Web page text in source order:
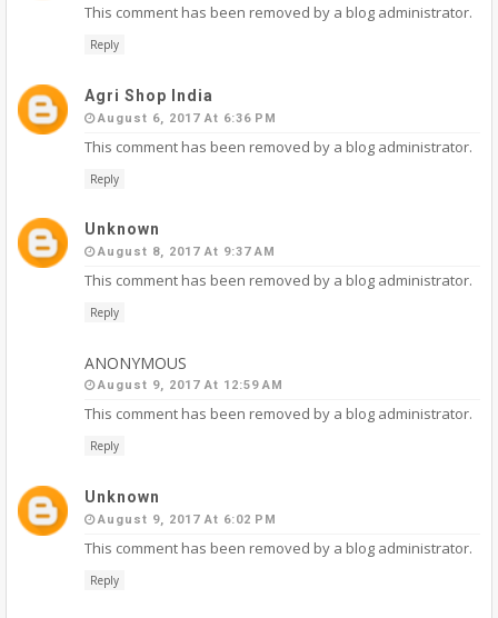
This comment has been removed by a blog administrator.
Reply
Agri Shop India
August 6, 2017 At 6:36 PM
This comment has been removed by a blog administrator.
Reply
Unknown
August 8, 2017 At 9:37 AM
This comment has been removed by a blog administrator.
Reply
ANONYMOUS
August 9, 2017 At 12:59 AM
This comment has been removed by a blog administrator.
Reply
Unknown
August 9, 2017 At 6:02 PM
This comment has been removed by a blog administrator.
Reply